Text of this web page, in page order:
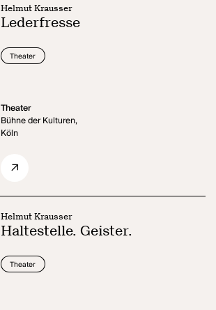
Helmut Krausser
Lederfresse
Theater
Theater
Bühne der Kulturen,
Köln
Helmut Krausser
Haltestelle. Geister.
Theater